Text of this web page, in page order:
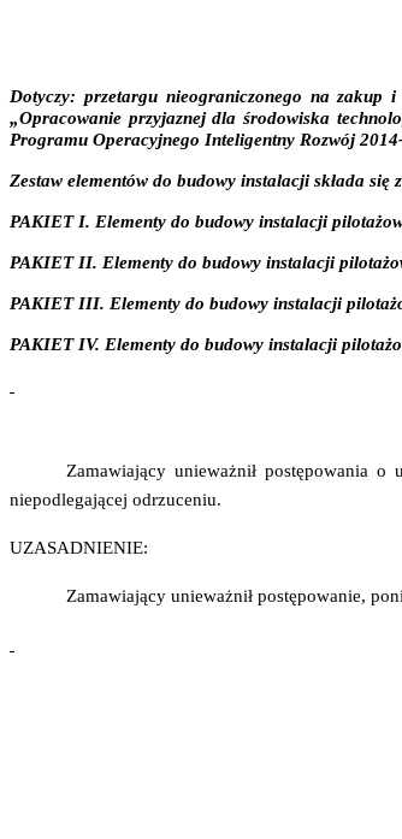
Dotyczy: przetargu nieograniczonego nazakup i
„Opracowanie przyjaznej dla środowiska
Programu Operacyjnego Inteligentny Rozwój
Zestaw elementów do budowy instalacji składa się
PAKIET I. Elementy do budowy instalacji
PAKIET II. Elementy do budowy instalacji
PAKIET III. Elementy do budowy instalacji
PAKIET IV. Elementy do budowy instalacji
Zamawiający unieważnił postępowania
niepodlegającej odrzuceniu.
UZASADNIENIE:
Zamawiający unieważnił postępowanie,